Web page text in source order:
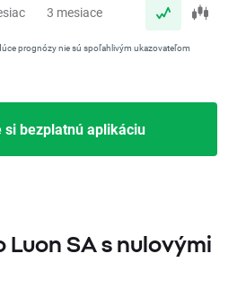
3 mesiace
prognózy nie sú spoľahlivým ukazovateľom
si bezplatnú aplikáciu
Luon SA s nulovými